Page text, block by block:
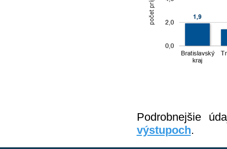
Podrobnejšie
výstupoch.